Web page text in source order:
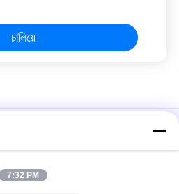
চালিয়ে
জন্য মসৃণ এয়ার ফ্রেশনার স্প্রে
রাখা জল অপ্রয়োজনীয় এবং দাগ প্রতিরোধী
আমানত পরিষ্কারের জন্য গ্লাস ক্লিনার
7:32 PM